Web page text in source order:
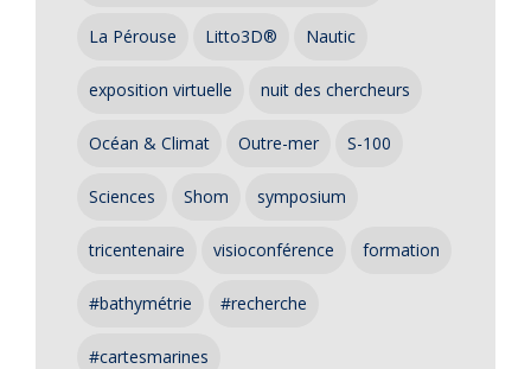
La Pérouse Litto3D® Nautic
exposition virtuelle nuit des chercheurs
Océan & Climat Outre-mer S-100
Sciences Shom symposium
tricentenaire visioconférence formation
#bathymétrie #recherche
#cartesmarines